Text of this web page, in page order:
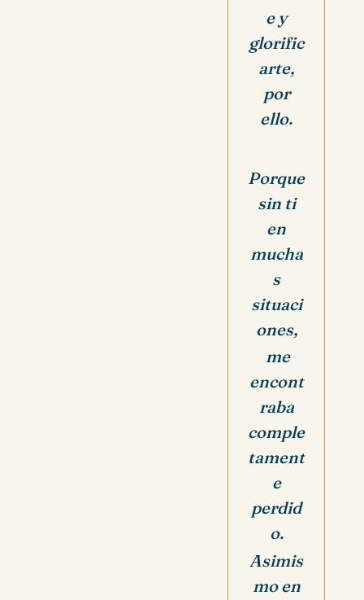
e y
glorific
arte,
por
ello.
Porque
sin ti
en
mucha
s
situaci
ones,
me
encont
raba
comple
tament
e
perdid
o.
Asimis
mo en